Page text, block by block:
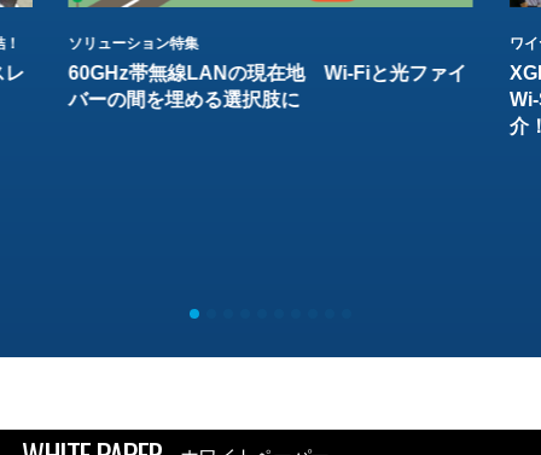
レ
ソリューション特集
60GHz帯無線LANの現在地 Wi-Fiと光ファイ
バーの間を埋める選択肢に
ワ
介